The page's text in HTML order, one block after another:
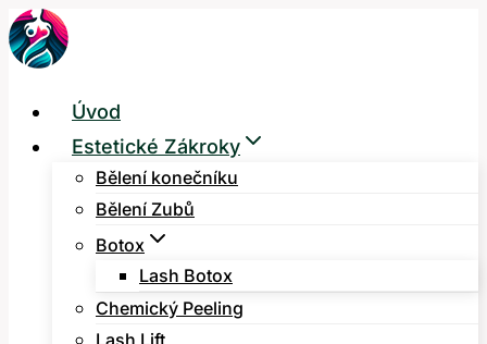
Přeskočit
na
Úvod
Estetické Zákroky
Bělení konečníku
Bělení Zubů
Botox
Lash Botox
Chemický Peeling
Lash Lift